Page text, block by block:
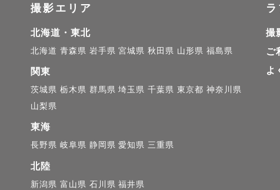
撮影エリア
北海道・東北
北海道 青森県 岩手県 宮城県 秋田県 山形県 福島県
関東
茨城県 栃木県 群馬県 埼玉県 千葉県 東京都 神奈川県
山梨県
東海
長野県 岐阜県 静岡県 愛知県 三重県
北陸
新潟県 富山県 石川県 福井県
撮
ご
よ